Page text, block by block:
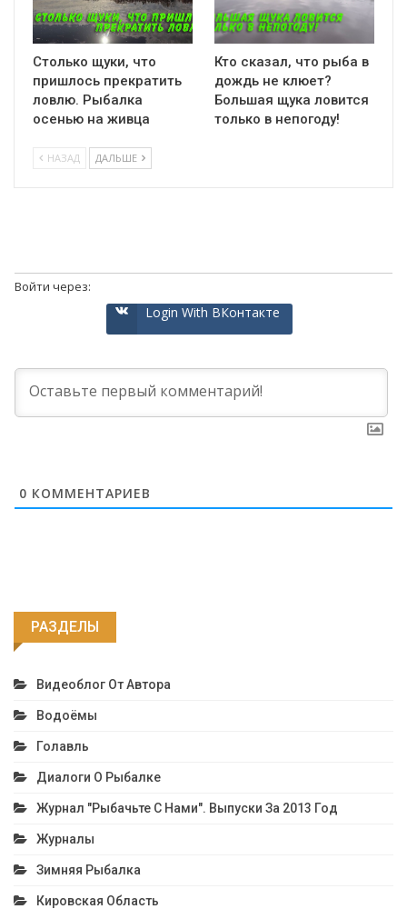
Столько щуки, что
пришлось прекратить
ловлю. Рыбалка
осенью на живца
Кто сказал, что рыба в
дождь не клюет?
Большая щука ловится
только в непогоду!
НАЗАД ДАЛЬШЕ
Войти через:
Login With ВКонтакте
0 КОММЕНТАРИЕВ
РАЗДЕЛЫ
Видеоблог От Автора
Водоёмы
Голавль
Диалоги О Рыбалке
Журнал "Рыбачьте С Нами". Выпуски За 2013 Год
Журналы
Зимняя Рыбалка
Кировская Область